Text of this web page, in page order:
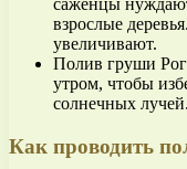
саженцы
взрослые
увеличивают.
Полив груши
утром, чтобы
солнечных лучей.
Как проводить